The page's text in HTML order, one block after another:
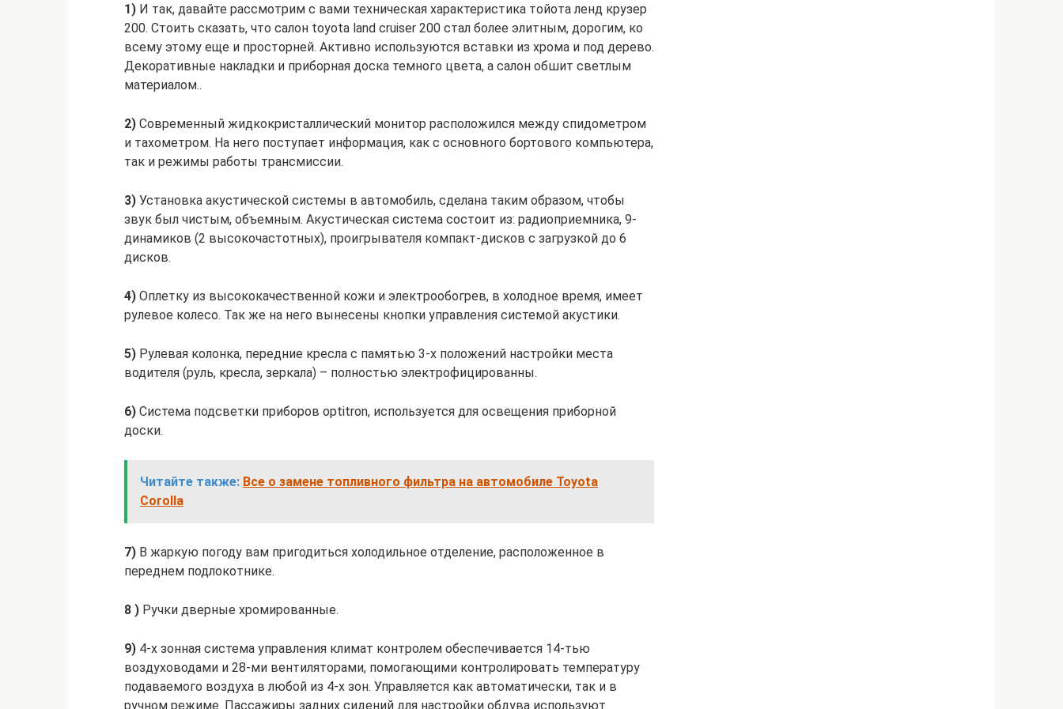
1) И так, давайте рассмотрим с вами техническая характеристика тойота ленд крузер
200. Стоить сказать, что салон toyota land cruiser 200 стал более элитным, дорогим, ко
всему этому еще и просторней. Активно используются вставки из хрома и под дерево.
Декоративные накладки и приборная доска темного цвета, а салон обшит светлым
материалом..
2) Современный жидкокристаллический монитор расположился между спидометром
и тахометром. На него поступает информация, как с основного бортового компьютера,
так и режимы работы трансмиссии.
3) Установка акустической системы в автомобиль, сделана таким образом, чтобы
звук был чистым, объемным. Акустическая система состоит из: радиоприемника, 9-
динамиков (2 высокочастотных), проигрывателя компакт-дисков с загрузкой до 6
дисков.
4) Оплетку из высококачественной кожи и электрообогрев, в холодное время, имеет
рулевое колесо. Так же на него вынесены кнопки управления системой акустики.
5) Рулевая колонка, передние кресла с памятью 3-х положений настройки места
водителя (руль, кресла, зеркала) – полностью электрофицированны.
6) Система подсветки приборов optitron, используется для освещения приборной
доски.
Читайте также: Все о замене топливного фильтра на автомобиле Toyota
Corolla
7) В жаркую погоду вам пригодиться холодильное отделение, расположенное в
переднем подлокотнике.
8 ) Ручки дверные хромированные.
9) 4-х зонная система управления климат контролем обеспечивается 14-тью
воздуховодами и 28-ми вентиляторами, помогающими контролировать температуру
подаваемого воздуха в любой из 4-х зон. Управляется как автоматически, так и в
ручном режиме. Пассажиры задних сидений для настройки обдува используют